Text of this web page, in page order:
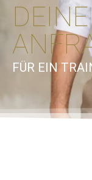
DEINE
FÜR EIN